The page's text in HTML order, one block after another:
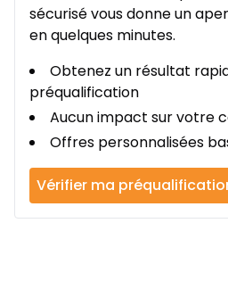
sécurisé vous donne un
en quelques minutes.
Obtenez un résultat
préqualification
Aucun impact sur votre
Offres personnalisées
Vérifier ma